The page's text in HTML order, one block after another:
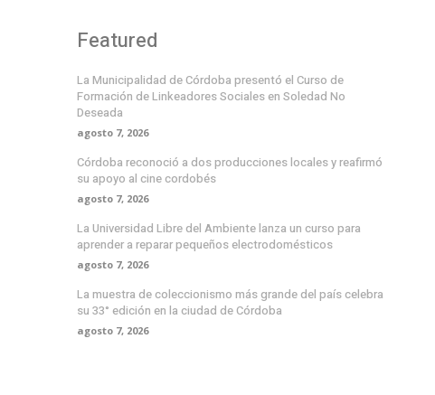
Featured
La Municipalidad de Córdoba presentó el Curso de
Formación de Linkeadores Sociales en Soledad No
Deseada
agosto 7, 2026
Córdoba reconoció a dos producciones locales y reafirmó
su apoyo al cine cordobés
agosto 7, 2026
La Universidad Libre del Ambiente lanza un curso para
aprender a reparar pequeños electrodomésticos
agosto 7, 2026
La muestra de coleccionismo más grande del país celebra
su 33° edición en la ciudad de Córdoba
agosto 7, 2026